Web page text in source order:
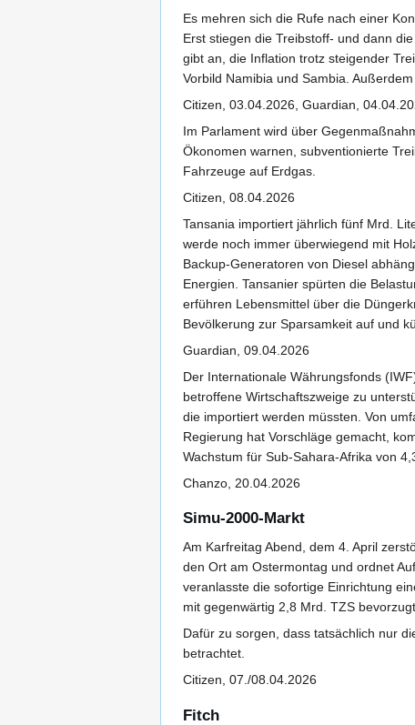
Es mehren sich die Rufe nach einer
Erst stiegen die Treibstoff- und dann
gibt an, die Inflation trotz steigender
Vorbild Namibia und Sambia.
Citizen, 03.04.2026, Guardian,
Im Parlament wird über
Ökonomen warnen, subventionierte
Fahrzeuge auf Erdgas.
Citizen, 08.04.2026
Tansania importiert jährlich fünf Mrd.
werde noch immer überwiegend mit
Backup-Generatoren von Diesel
Energien. Tansanier spürten die
erführen Lebensmittel über die
Bevölkerung zur Sparsamkeit auf und
Guardian, 09.04.2026
Der Internationale Währungsfonds
betroffene Wirtschaftszweige zu
die importiert werden müssten. Von
Regierung hat Vorschläge gemacht,
Wachstum für Sub-Sahara-Afrika von
Chanzo, 20.04.2026
Simu-2000-Markt
Am Karfreitag Abend, dem 4. April
den Ort am Ostermontag und ordnet
veranlasste die sofortige Einrichtung
mit gegenwärtig 2,8 Mrd. TZS
Dafür zu sorgen, dass tatsächlich nur
betrachtet.
Citizen, 07./08.04.2026
Fitch